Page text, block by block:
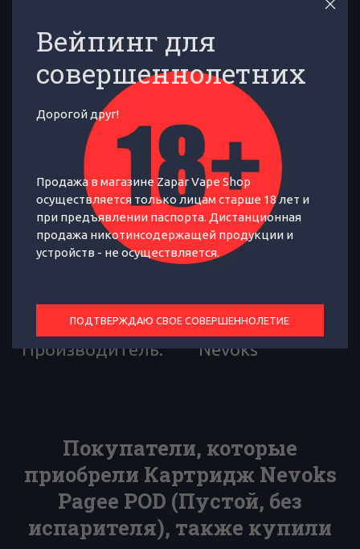
КАТЕГОРИИ: КОМПЛЕКТУЮЩИЕ И АКСЕССУАРЫ
ПОКАЗАТЬ БОЛЬШЕ КАТЕГОРИЙ
Оригинальный пустой Картридж
Nevoks Pagee POD без испарителя
ХАРАКТЕРИСТИКИ ОТЗЫВЫ
Совместимость: Nevoks Pagee
Производитель: Nevoks
Покупатели, которые
приобрели Картридж Nevoks
Pagee POD (Пустой, без
испарителя), также купили
Вейпинг для
совершеннолетних
Дорогой друг!
Продажа в магазине Zapar Vape Shop
осуществляется только лицам старше 18 лет и
при предъявлении паспорта. Дистанционная
продажа никотинсодержащей продукции и
устройств - не осуществляется.
ПОДТВЕРЖДАЮ СВОЕ СОВЕРШЕННОЛЕТИЕ